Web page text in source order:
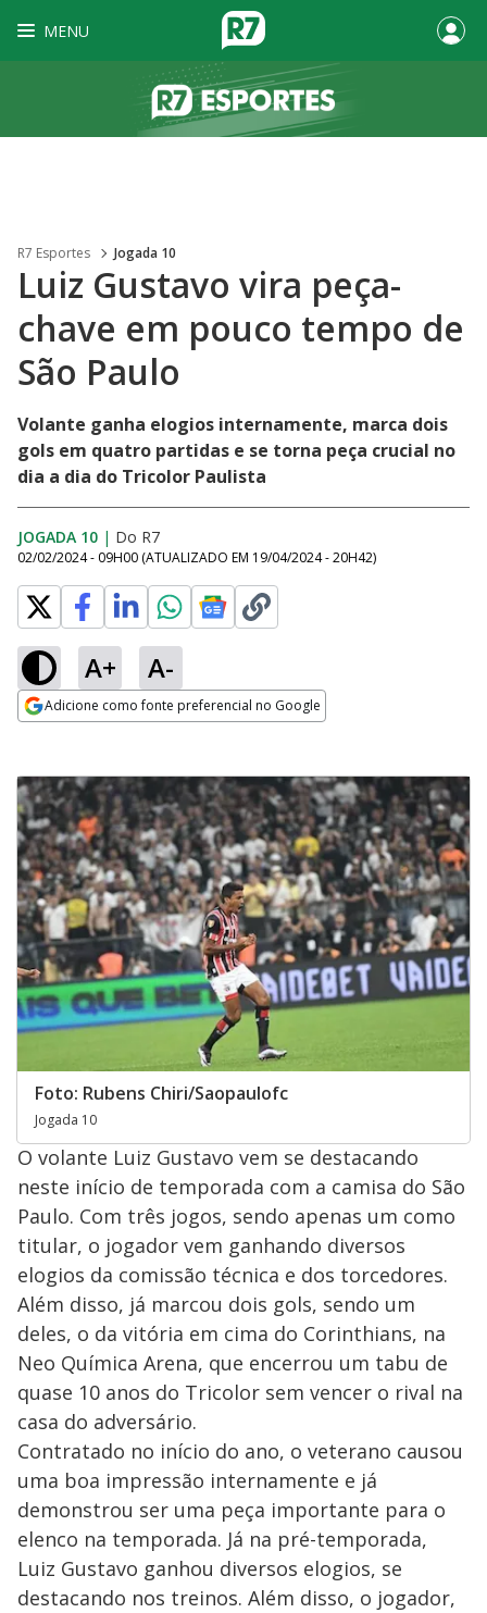
MENU
R7 Esportes Jogada 10
Luiz Gustavo vira peça-
chave em pouco tempo de
São Paulo
Volante ganha elogios internamente, marca dois
gols em quatro partidas e se torna peça crucial no
dia a dia do Tricolor Paulista
JOGADA 10 | Do R7
02/02/2024 - 09H00 (ATUALIZADO EM 19/04/2024 - 20H42)
A+ A-
Adicione como fonte preferencial no Google
Foto: Rubens Chiri/Saopaulofc
Jogada 10
O volante Luiz Gustavo vem se destacando
neste início de temporada com a camisa do São
Paulo. Com três jogos, sendo apenas um como
titular, o jogador vem ganhando diversos
elogios da comissão técnica e dos torcedores.
Além disso, já marcou dois gols, sendo um
deles, o da vitória em cima do Corinthians, na
Neo Química Arena, que encerrou um tabu de
quase 10 anos do Tricolor sem vencer o rival na
casa do adversário.
Contratado no início do ano, o veterano causou
uma boa impressão internamente e já
demonstrou ser uma peça importante para o
elenco na temporada. Já na pré-temporada,
Luiz Gustavo ganhou diversos elogios, se
destacando nos treinos. Além disso, o jogador,